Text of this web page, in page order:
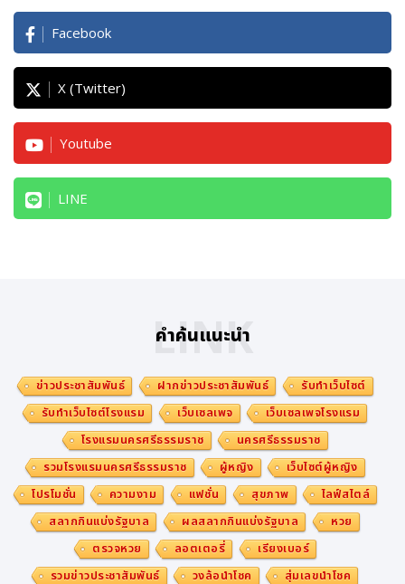
Facebook
X (Twitter)
Youtube
LINE
คำค้นแนะนำ
LINK
ข่าวประชาสัมพันธ์ ฝากข่าวประชาสัมพันธ์
รับทำเว็บไซต์
รับทำเว็บไซต์โรงแรม
เว็บเซลเพจ
เว็บเซลเพจโรงแรม
โรงแรมนครศรีธรรมราช
นครศรีธรรมราช
รวมโรงแรมนครศรีธรรมราช
ผู้หญิง
เว็บไซต์ผู้หญิง
โปรโมชั่น
ความงาม แฟชั่น สุขภาพ
ไลฟ์สไตล์
สลากกินแบ่งรัฐบาล
ผลสลากกินแบ่งรัฐบาล
หวย
ตรวจหวย
ลอตเตอรี่
เรียงเบอร์
รวมข่าวประชาสัมพันธ์
วงล้อนำโชค
สุ่มเลขนำโชค